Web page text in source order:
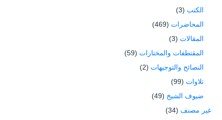
الكتب (3)
المحاضرات (469)
المقالات (3)
المقتطفات والمختارات (59)
النصائح والتوجيهات (2)
تلاوات (99)
ضيوف الشيخ (49)
غير مصنف (34)